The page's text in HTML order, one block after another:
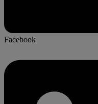
Facebook